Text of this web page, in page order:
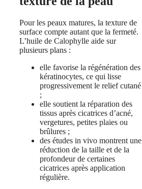
Pour les peaux matures, la texture de
surface compte autant que la fermeté.
L’huile de Calophylle aide sur
plusieurs plans :
elle favorise la régénération des
kératinocytes, ce qui lisse
progressivement le relief cutané
;
elle soutient la réparation des
tissus après cicatrices d’acné,
vergetures, petites plaies ou
brûlures ;
des études in vivo montrent une
réduction de la taille et de la
profondeur de certaines
cicatrices après application
régulière.